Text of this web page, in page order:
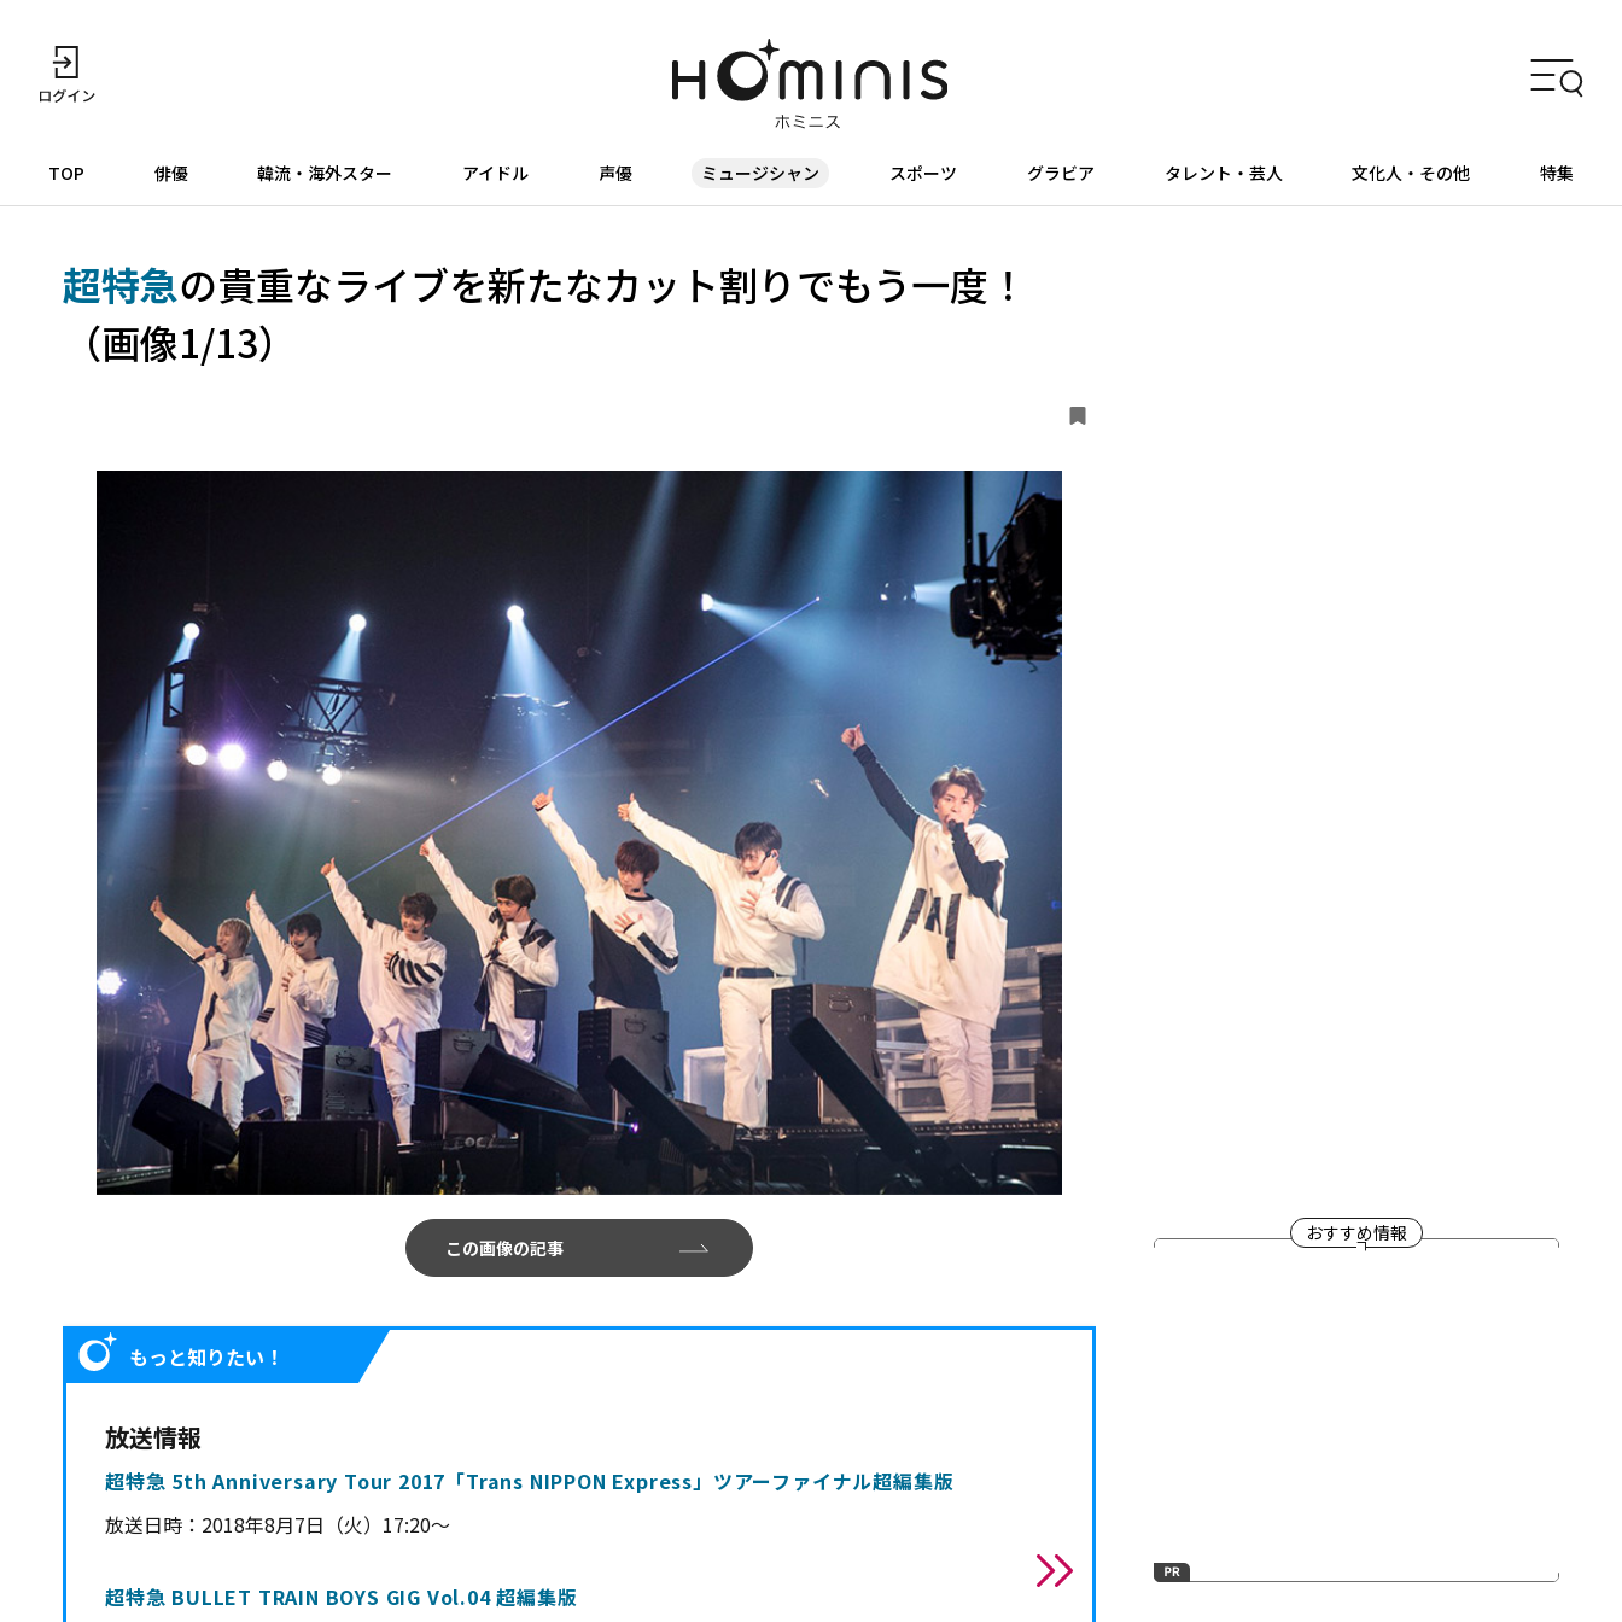
TOP 俳優 韓流・海外スター アイドル 声優 ミュージシャン スポーツ グラビア タレント・芸人 文化人・その他 特集
超特急の貴重なライブを新たなカット割りでもう一度！
（画像1/13）
この画像の記事
もっと知りたい！
放送情報
超特急 5th Anniversary Tour 2017「Trans NIPPON Express」ツアーファイナル超編集版
放送日時： 2018年8月7日（火）17:20～
超特急 BULLET TRAIN BOYS GIG Vol.04 超編集版
おすすめ情報